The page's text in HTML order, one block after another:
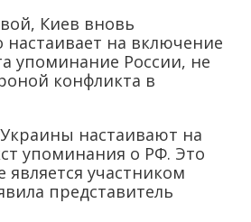
Киев вновь
настаивает на включение
упоминание России, не
конфликта в
настаивают на
упоминания о РФ. Это
является участником
представитель